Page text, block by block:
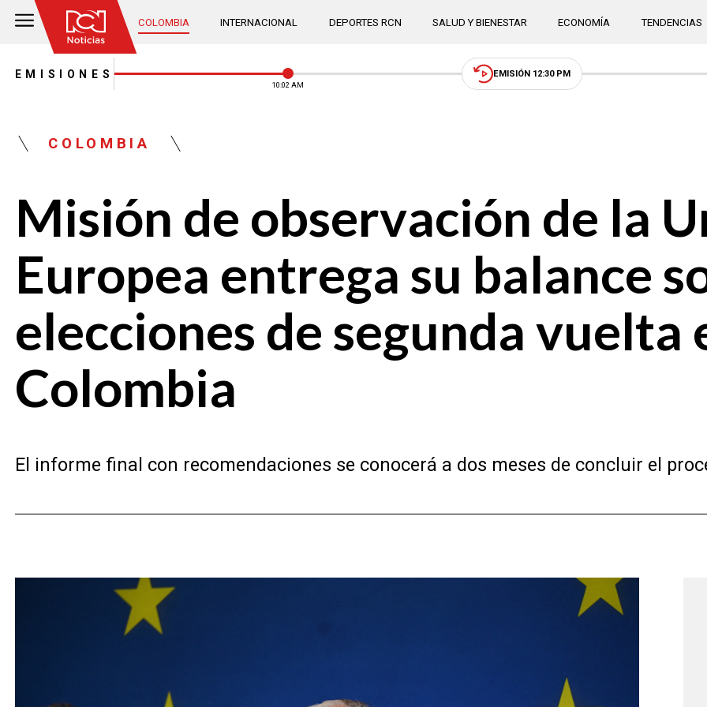
COLOMBIA INTERNACIONAL DEPORTES RCN SALUD Y BIENESTAR ECONOMÍA TENDENCIAS
EMISIONES
10:02 AM
EMISIÓN 12:30 PM
COLOMBIA
Misión de observación de la
Europea entrega su balance
elecciones de segunda vuelta
Colombia
El informe final con recomendaciones se conocerá a dos meses de concluir el